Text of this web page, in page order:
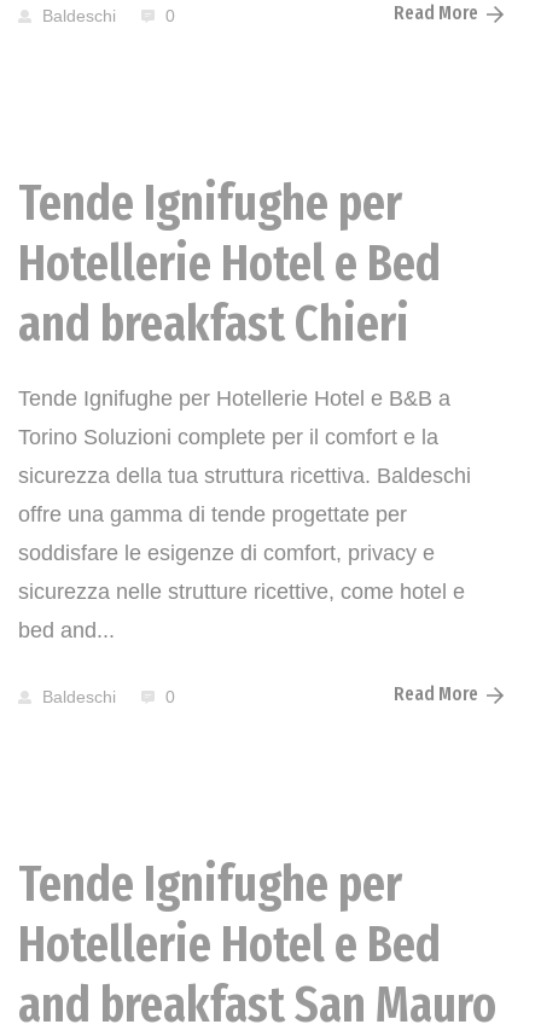
Baldeschi 0 Read More
News
Tende Ignifughe per
Hotellerie Hotel e Bed
and breakfast Chieri
Tende Ignifughe per Hotellerie Hotel e B&B a
Torino Soluzioni complete per il comfort e la
sicurezza della tua struttura ricettiva. Baldeschi
offre una gamma di tende progettate per
soddisfare le esigenze di comfort, privacy e
sicurezza nelle strutture ricettive, come hotel e
bed and...
Baldeschi 0 Read More
News
Tende Ignifughe per
Hotellerie Hotel e Bed
and breakfast San Mauro